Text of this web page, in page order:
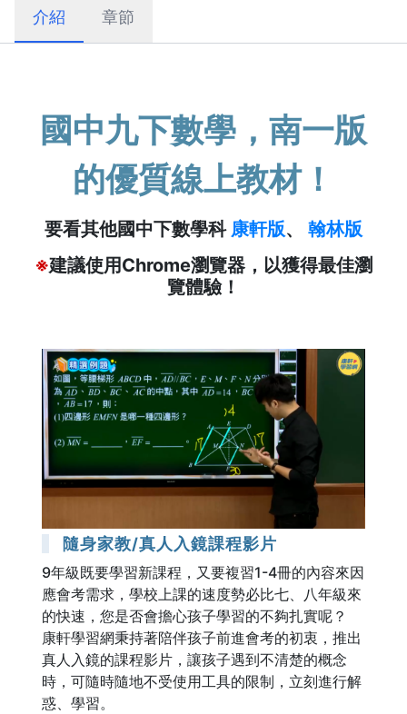
介紹 章節
國中九下數學，南一版
的優質線上教材！
要看其他國中下數學科 康軒版、 翰林版
※建議使用Chrome瀏覽器，以獲得最佳瀏
覽體驗！
隨身家教/真人入鏡課程影片
9年級既要學習新課程，又要複習1-4冊的內容來因
應會考需求，學校上課的速度勢必比七、八年級來
的快速，您是否會擔心孩子學習的不夠扎實呢？
康軒學習網秉持著陪伴孩子前進會考的初衷，推出
真人入鏡的課程影片，讓孩子遇到不清楚的概念
時，可隨時隨地不受使用工具的限制，立刻進行解
惑、學習。